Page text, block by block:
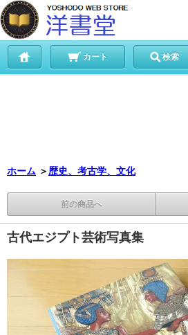
カート 検索
ホーム ＞ 歴史、考古学、文化
前の商品へ
古代エジプト芸術写真集